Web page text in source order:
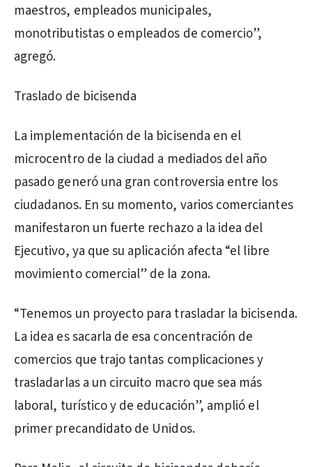
maestros, empleados municipales,
monotributistas o empleados de comercio”,
agregó.
Traslado de bicisenda
La implementación de la bicisenda en el
microcentro de la ciudad a mediados del año
pasado generó una gran controversia entre los
ciudadanos. En su momento, varios comerciantes
manifestaron un fuerte rechazo a la idea del
Ejecutivo, ya que su aplicación afecta “el libre
movimiento comercial” de la zona.
“Tenemos un proyecto para trasladar la bicisenda.
La idea es sacarla de esa concentración de
comercios que trajo tantas complicaciones y
trasladarlas a un circuito macro que sea más
laboral, turístico y de educación”, amplió el
primer precandidato de Unidos.